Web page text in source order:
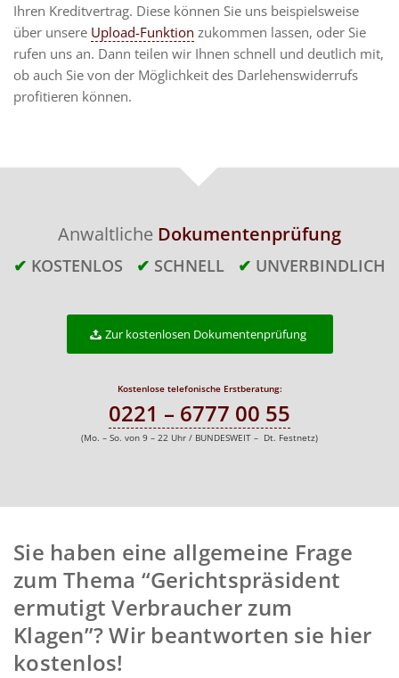
Ihren Kreditvertrag. Diese können Sie uns beispielsweise
über unsere Upload-Funktion zukommen lassen, oder Sie
rufen uns an. Dann teilen wir Ihnen schnell und deutlich mit,
ob auch Sie von der Möglichkeit des Darlehenswiderrufs
profitieren können.
Anwaltliche Dokumentenprüfung
✔ KOSTENLOS ✔ SCHNELL ✔ UNVERBINDLICH
Zur kostenlosen Dokumentenprüfung
Kostenlose telefonische Erstberatung:
0221 – 6777 00 55
(Mo. – So. von 9 – 22 Uhr / BUNDESWEIT – Dt. Festnetz)
Sie haben eine allgemeine Frage
zum Thema “Gerichtspräsident
ermutigt Verbraucher zum
Klagen”? Wir beantworten sie hier
kostenlos!